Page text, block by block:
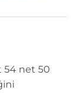
54 net 50